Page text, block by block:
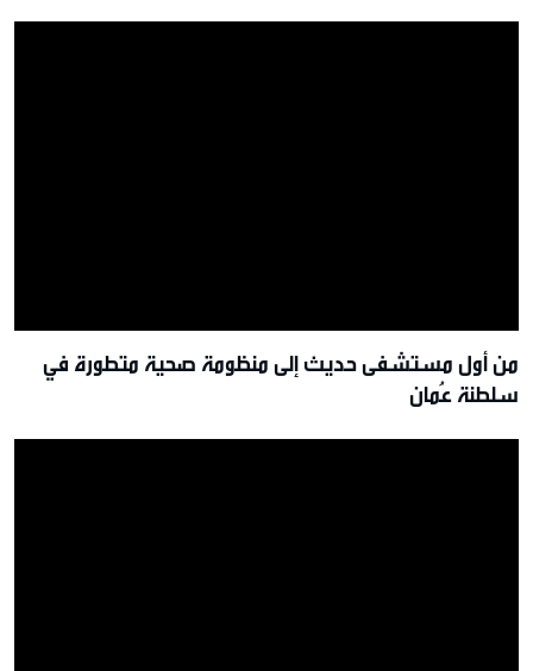
من أول مستشفى حديث إلى منظومة صحية متطورة في
سلطنة عُمان